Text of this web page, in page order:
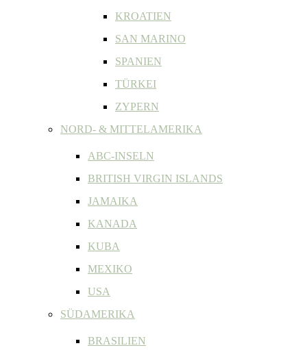
KROATIEN
SAN MARINO
SPANIEN
TÜRKEI
ZYPERN
NORD- & MITTELAMERIKA
ABC-INSELN
BRITISH VIRGIN ISLANDS
JAMAIKA
KANADA
KUBA
MEXIKO
USA
SÜDAMERIKA
BRASILIEN